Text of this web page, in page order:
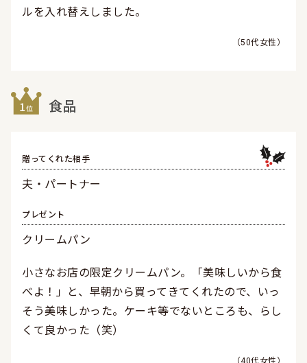
ルを入れ替えしました。
50代女性
食品
贈ってくれた相手
夫・パートナー
プレゼント
クリームパン
小さなお店の限定クリームパン。「美味しいから食
べよ！」と、早朝から買ってきてくれたので、いっ
そう美味しかった。ケーキ等でないところも、らし
くて良かった（笑）
40代女性